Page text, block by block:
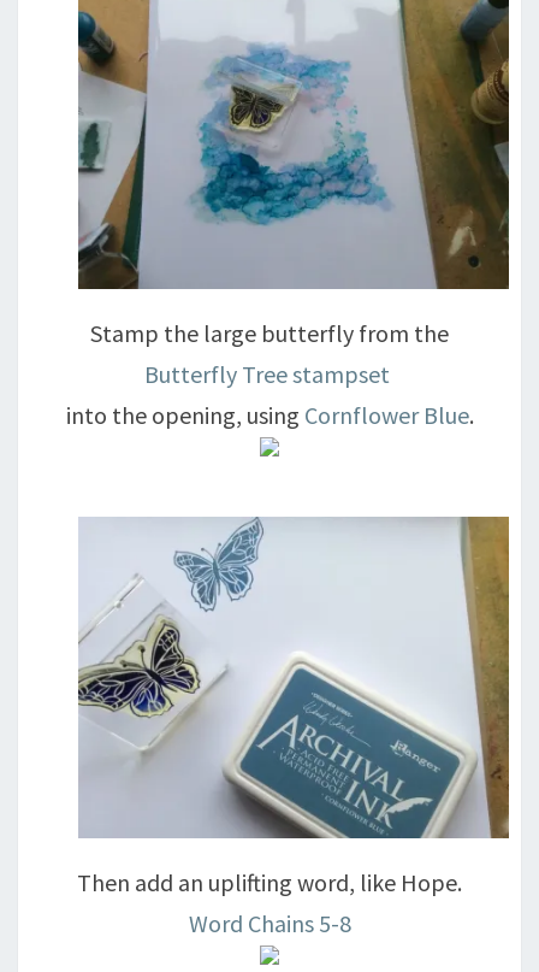
Stamp the large butterfly from the
Butterfly Tree stampset
into the opening, using Cornflower Blue.
Then add an uplifting word, like Hope.
Word Chains 5-8